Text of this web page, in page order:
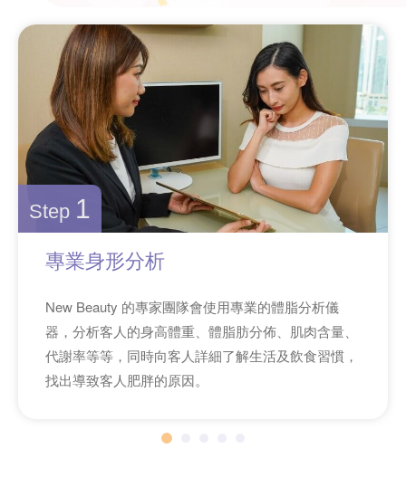
Step 1
專業身形分析
New Beauty 的專家團隊會使用專業的體脂分析儀
器，分析客人的身高體重、體脂肪分佈、肌肉含量、
代謝率等等，同時向客人詳細了解生活及飲食習慣，
找出導致客人肥胖的原因。